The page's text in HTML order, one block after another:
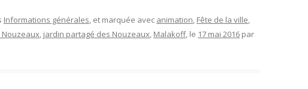
p
y
Informations générales, et marquée avec animation, Fête de la ville,
Nouzeaux, jardin partagé des Nouzeaux, Malakoff, le 17 mai 2016 par